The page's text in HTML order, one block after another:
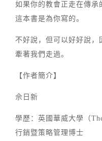
如果你的教會正走在傳
這本書是為你寫的。
不好說，但可以好好說
牽著我們走過。
【作者簡介】
佘日新
學歷：英國華威大學（
行銷暨策略管理博士